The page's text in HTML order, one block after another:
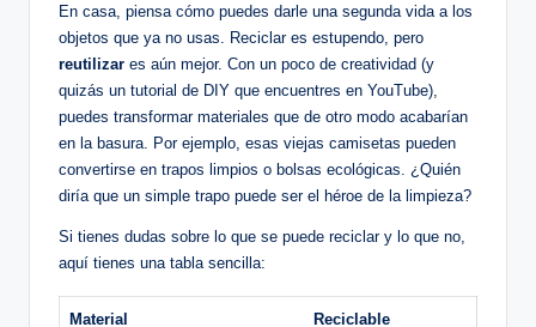
En casa, piensa cómo puedes darle una segunda vida a los
objetos que ya no usas. Reciclar es estupendo, pero
reutilizar es aún mejor. Con un poco de creatividad (y
quizás un tutorial de DIY que encuentres en YouTube),
puedes transformar materiales que de otro modo acabarían
en la basura. Por ejemplo, esas viejas camisetas pueden
convertirse en trapos limpios o bolsas ecológicas. ¿Quién
diría que un simple trapo puede ser el héroe de la limpieza?
Si tienes dudas sobre lo que se puede reciclar y lo que no,
aquí tienes una tabla sencilla:
Material Reciclable